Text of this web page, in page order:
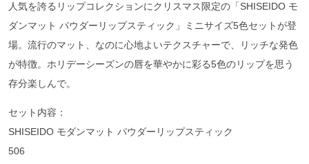
人気を誇るリップコレクションにクリスマス限定の「SHISEIDO モ
ダンマット パウダーリップスティック」ミニサイズ5色セットが登
場。流行のマット、なのに心地よいテクスチャーで、リッチな発色
が特徴。ホリデーシーズンの唇を華やかに彩る5色のリップを思う
存分楽しんで。
セット内容：
SHISEIDO モダンマット パウダーリップスティック
506